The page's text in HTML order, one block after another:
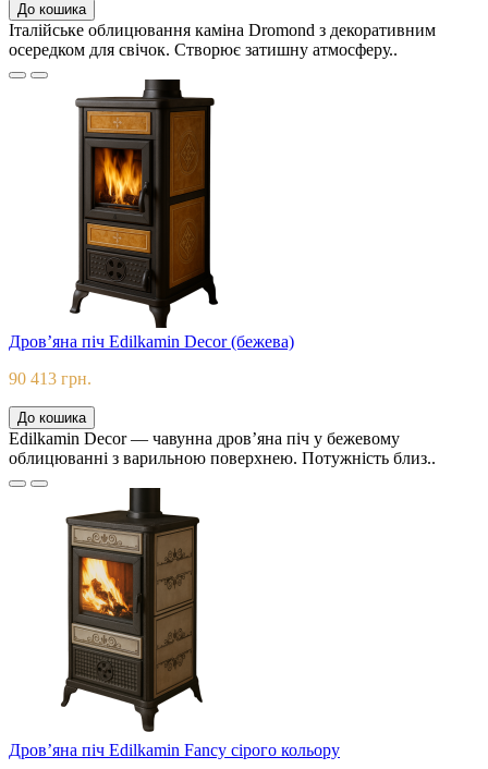
До кошика
Італійське облицювання каміна Dromond з декоративним
осередком для свічок. Створює затишну атмосферу..
Дров’яна піч Edilkamin Decor (бежева)
90 413 грн.
До кошика
Edilkamin Decor — чавунна дров’яна піч у бежевому
облицюванні з варильною поверхнею. Потужність близ..
Дров’яна піч Edilkamin Fancy сірого кольору